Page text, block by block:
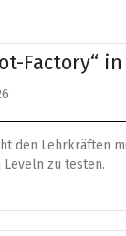
Factory“
den Lehrkräften
zu testen.